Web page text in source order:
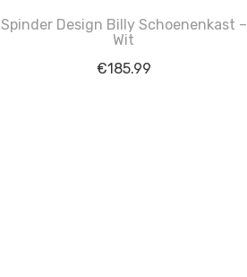
Spinder Design Billy Schoenenkast –
Wit
€185.99